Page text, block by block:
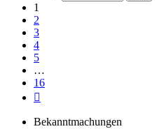
1
2
3
4
5
…
16
Bekanntmachungen